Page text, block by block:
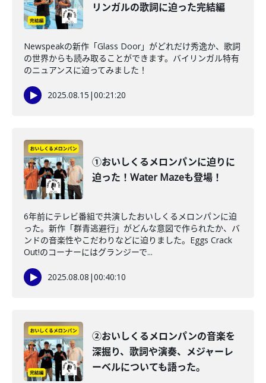
リンガルの歌詞に迫った完結編
Newspeakの新作「Glass Door」がどれだけ秀逸か、歌詞
の世界からも読み取ることができます。バイリンガル特有
のニュアンスに迫ってみました！
2025.08.15 |00:21:20
①おいしくるメロンパンに迫りに
迫った！Water Mazeも登場！
6年前にテレビ番組で共演したおいしくるメロンパンに迫
った。新作「群青逃避行」がどんな意図で作られたか、バ
ンドの音楽性やこだわりなどに迫りました。Eggs Crack
Out!のコーナーにはグランジーで...
2025.08.08 |00:40:10
②おいしくるメロンパンの音楽を
深掘り、歌詞や演奏、メジャーレ
ーベルについても語った。